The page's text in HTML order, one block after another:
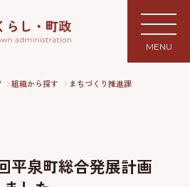
MENU
組織から探す まちづくり推進課
平泉町総合発展計画